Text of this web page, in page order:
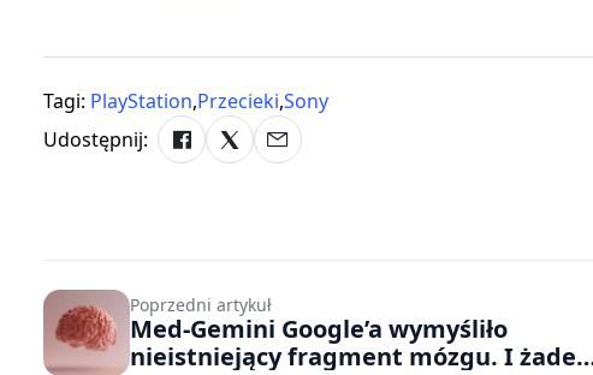
Tagi: PlayStation,Przecieki,Sony
Udostępnij:
Poprzedni artykuł
Med‑Gemini Google’a wymyśliło
nieistniejący fragment mózgu. I żaden